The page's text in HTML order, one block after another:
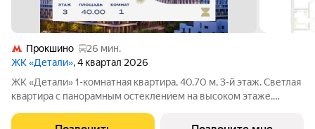
Прокшино
26 мин.
ЖК «Детали», 4 квартал 2026
ЖК «Детали» 1-комнатная квартира, 40.70 м, 3-й этаж. Светлая
квартира с панорамным остеклением на высоком этаже.
панорамному остеклению квартиры здесь получают